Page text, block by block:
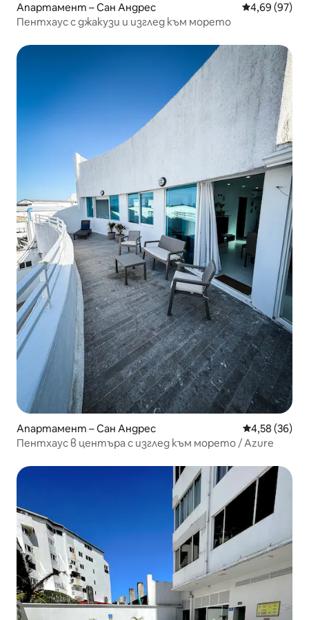
Апартамент – Сан Андрес Средна
4,69 (97)
Пентхаус с джакузи и изглед към морето
Апартамент – Сан Андрес Средна
4,58 (36)
Пентхаус в центъра с изглед към морето / Azure